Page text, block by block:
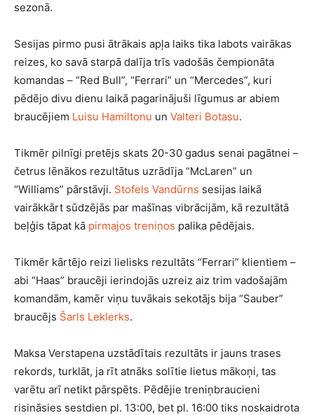
sezonā.
Sesijas pirmo pusi ātrākais apļa laiks tika labots vairākas
reizes, ko savā starpā dalīja trīs vadošās čempionāta
komandas – “Red Bull”, “Ferrari” un “Mercedes”, kuri
pēdējo divu dienu laikā pagarinājuši līgumus ar abiem
braucējiem Luisu Hamiltonu un Valteri Botasu.
Tikmēr pilnīgi pretējs skats 20-30 gadus senai pagātnei –
četrus lēnākos rezultātus uzrādīja “McLaren” un
“Williams” pārstāvji. Stofels Vandūrns sesijas laikā
vairākkārt sūdzējās par mašīnas vibrācijām, kā rezultātā
beļģis tāpat kā pirmajos treniņos palika pēdējais.
Tikmēr kārtējo reizi lielisks rezultāts “Ferrari” klientiem –
abi “Haas” braucēji ierindojās uzreiz aiz trim vadošajām
komandām, kamēr viņu tuvākais sekotājs bija “Sauber”
braucējs Šarls Leklerks.
Maksa Verstapena uzstādītais rezultāts ir jauns trases
rekords, turklāt, ja rīt atnāks solītie lietus mākoņi, tas
varētu arī netikt pārspēts. Pēdējie treniņbraucieni
risināsies sestdien pl. 13:00, bet pl. 16:00 tiks noskaidrota